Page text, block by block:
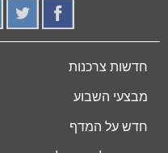
חדשות צרכנות
מבצעי השבוע
חדש על המדף